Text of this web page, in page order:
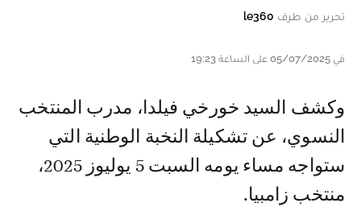
تحرير من طرف le360
في 05/07/2025 على الساعة 19:23
وكشف السيد خورخي فيلدا، مدرب المنتخب
النسوي، عن تشكيلة النخبة الوطنية التي
ستواجه مساء يومه السبت 5 يوليوز 2025،
منتخب زامبيا.